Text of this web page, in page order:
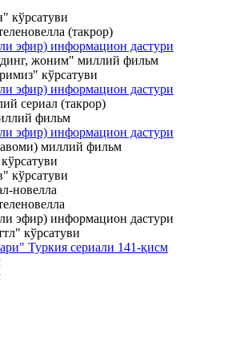
кўрсатуви
(такрор)
эфир) информацион дастури
жоним" миллий фильм
кўрсатуви
эфир) информацион дастури
сериал (такрор)
фильм
эфир) информацион дастури
миллий фильм
кўрсатуви
новелла
эфир) информацион дастури
кўрсатуви
Туркия сериали 141-қисм